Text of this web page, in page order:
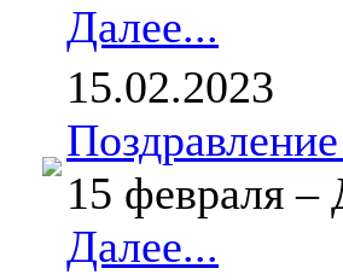
Далее...
15.02.2023
15 февраля –
Далее...